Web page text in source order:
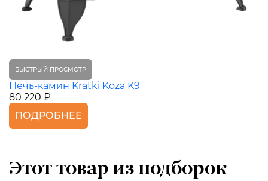
БЫСТРЫЙ ПРОСМОТР
Печь-камин Kratki Koza K9
80 220 ₽
ПОДРОБНЕЕ
Этот товар из подборок